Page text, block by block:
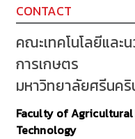
CONTACT
คณะเทคโนโลยีแล
การเกษตร
มหาวิทยาลัยศรีนค
Faculty of
Technology